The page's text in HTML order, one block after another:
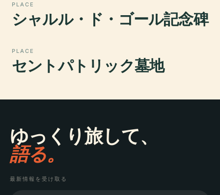
PLACE
シャルル・ド・ゴール記念碑
PLACE
セントパトリック墓地
ゆっくり旅して、
語る。
最新情報を受け取る